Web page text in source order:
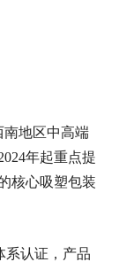
南地区中高端
年起重点提
核心吸塑包装
系认证，产品